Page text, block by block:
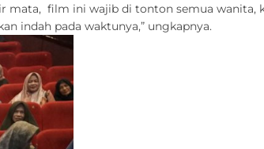
mata, film ini wajib di tonton semua wanita,
indah pada waktunya,” ungkapnya.